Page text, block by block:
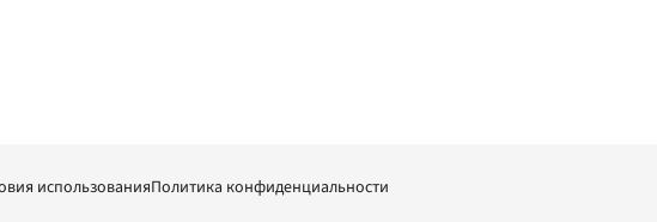
использованияПолитика конфиденциальности